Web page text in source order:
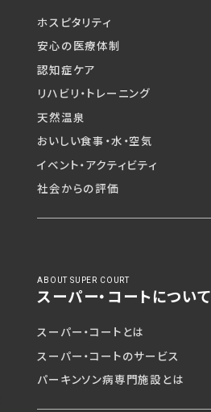
ホスピタリティ
安心の医療体制
認知症ケア
リハビリ・トレーニング
天然温泉
おいしい食事・水・空気
イベント・アクティビティ
社会からの評価
ABOUT SUPER COURT
スーパー・コートについて
スーパー・コートとは
スーパー・コートのサービス
パーキンソン病専門施設とは